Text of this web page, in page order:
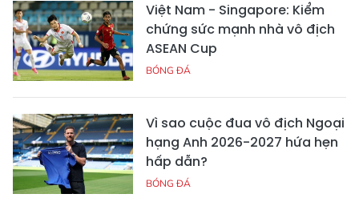
Việt Nam - Singapore: Kiểm
chứng sức mạnh nhà vô địch
ASEAN Cup
BÓNG ĐÁ
Vì sao cuộc đua vô địch Ngoại
hạng Anh 2026-2027 hứa hẹn
hấp dẫn?
BÓNG ĐÁ